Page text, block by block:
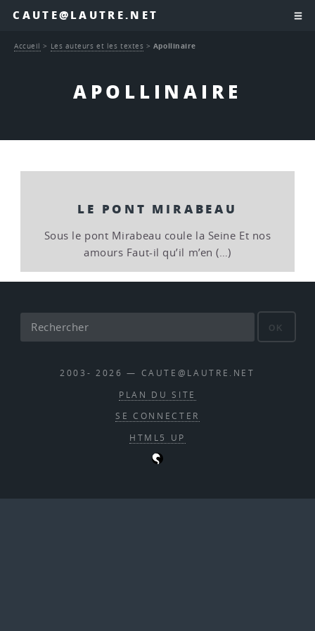
CAUTE@LAUTRE.NET
APOLLINAIRE
Accueil > Les auteurs et les textes > Apollinaire
LE PONT MIRABEAU
Sous le pont Mirabeau coule la Seine Et nos
amours Faut-il qu’il m’en (…)
OK
2003- 2026 — CAUTE@LAUTRE.NET
PLAN DU SITE
SE CONNECTER
HTML5 UP